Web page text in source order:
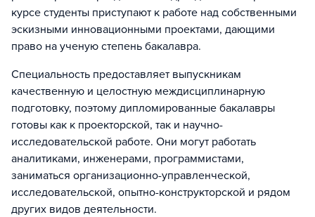
курсе студенты приступают к работе над собственными
эскизными инновационными проектами, дающими
право на ученую степень бакалавра.
Специальность предоставляет выпускникам
качественную и целостную междисциплинарную
подготовку, поэтому дипломированные бакалавры
готовы как к проекторской, так и научно-
исследовательской работе. Они могут работать
аналитиками, инженерами, программистами,
заниматься организационно-управленческой,
исследовательской, опытно-конструкторской и рядом
других видов деятельности.